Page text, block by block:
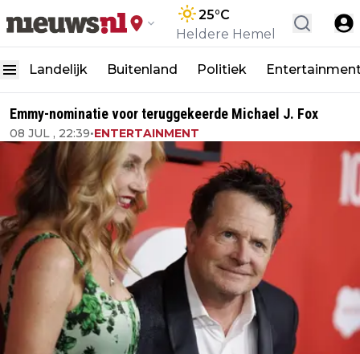
25°C
Heldere Hemel
Landelijk Buitenland Politiek
Emmy-nominatie voor teruggekeerde Michael J. Fox
08 JUL , 22:39•ENTERTAINMENT